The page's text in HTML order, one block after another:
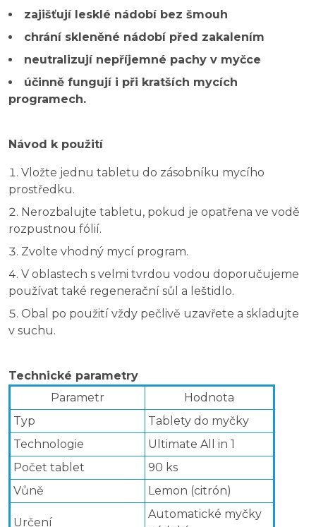
zajišťují lesklé nádobí bez šmouh
chrání skleněné nádobí před zakalením
neutralizují nepříjemné pachy v myčce
účinně fungují i při kratších mycích
programech.
Návod k použití
Vložte jednu tabletu do zásobníku mycího
prostředku.
Nerozbalujte tabletu, pokud je opatřena ve vodě
rozpustnou fólií.
Zvolte vhodný mycí program.
V oblastech s velmi tvrdou vodou doporučujeme
používat také regenerační sůl a leštidlo.
Obal po použití vždy pečlivě uzavřete a skladujte
v suchu.
Technické parametry
Parametr
Hodnota
Typ
Tablety do myčky
Technologie
Ultimate All in 1
Počet tablet
90 ks
Vůně
Lemon (citrón)
Určení
Automatické myčky